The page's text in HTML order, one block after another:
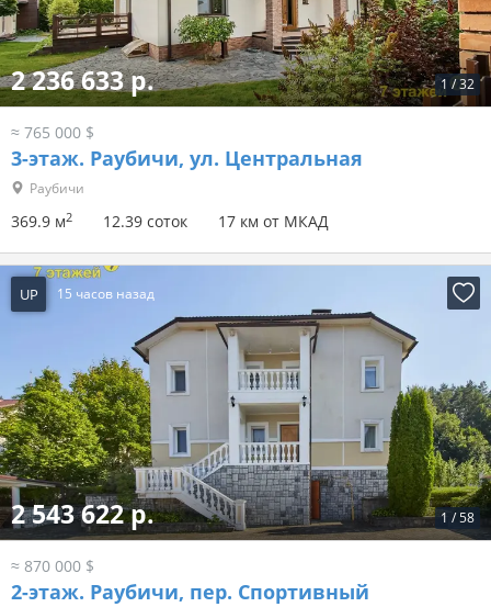
1 /32
2 236 633 р.
≈ 765 000 $
3-этаж. Раубичи, ул. Центральная
Раубичи
369.9 м2 12.39 соток 17 км от МКАД
UP 15 часов назад
1 /58
2 543 622 р.
≈ 870 000 $
2-этаж. Раубичи, пер. Спортивный